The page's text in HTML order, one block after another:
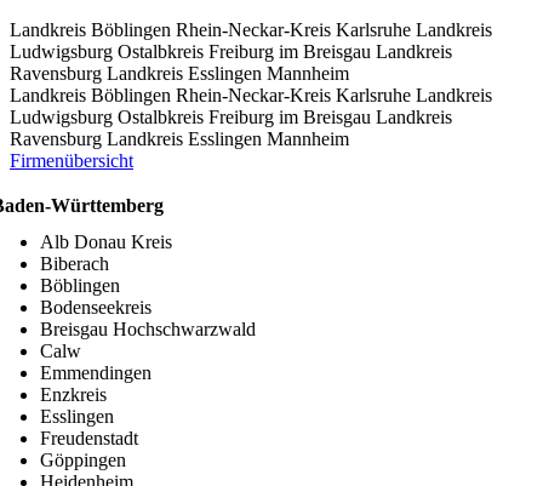
Landkreis Böblingen Rhein-Neckar-Kreis Karlsruhe Landkreis
Ludwigsburg Ostalbkreis Freiburg im Breisgau Landkreis
Ravensburg Landkreis Esslingen Mannheim
Landkreis Böblingen Rhein-Neckar-Kreis Karlsruhe Landkreis
Ludwigsburg Ostalbkreis Freiburg im Breisgau Landkreis
Ravensburg Landkreis Esslingen Mannheim
Firmenübersicht
Württemberg
Alb Donau Kreis
Biberach
Böblingen
Bodenseekreis
Breisgau Hochschwarzwald
Calw
Emmendingen
Enzkreis
Esslingen
Freudenstadt
Göppingen
Heidenheim